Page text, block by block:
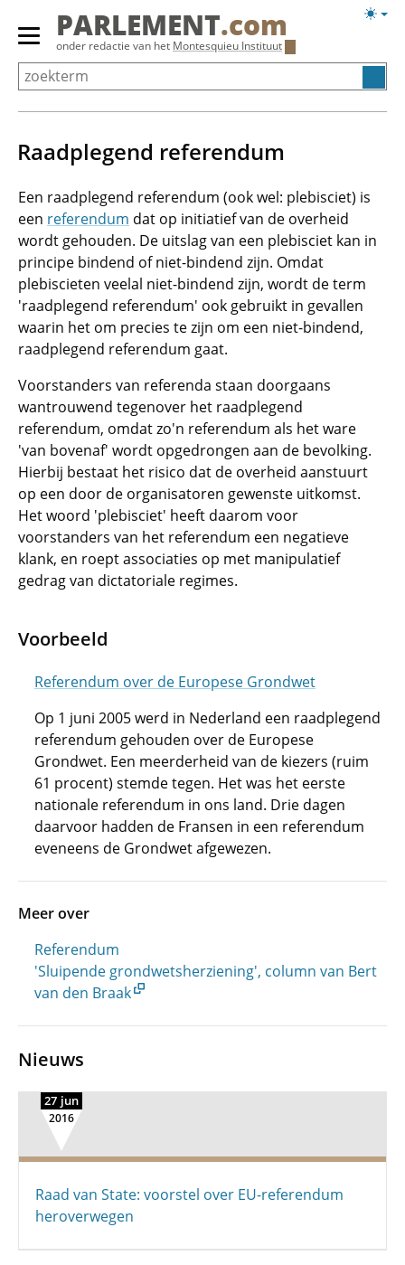
Overslaan
Primair
menu
tonen/verbergen
PARLEMENT.com
onder redactie van het Montesquieu Instituut
Raadplegend referendum
Een raadplegend referendum (ook wel: plebisciet) is
een referendum dat op initiatief van de overheid
wordt gehouden. De uitslag van een plebisciet kan in
principe bindend of niet-bindend zijn. Omdat
plebiscieten veelal niet-bindend zijn, wordt de term
'raadplegend referendum' ook gebruikt in gevallen
waarin het om precies te zijn om een niet-bindend,
raadplegend referendum gaat.
Voorstanders van referenda staan doorgaans
wantrouwend tegenover het raadplegend
referendum, omdat zo'n referendum als het ware
'van bovenaf' wordt opgedrongen aan de bevolking.
Hierbij bestaat het risico dat de overheid aanstuurt
op een door de organisatoren gewenste uitkomst.
Het woord 'plebisciet' heeft daarom voor
voorstanders van het referendum een negatieve
klank, en roept associaties op met manipulatief
gedrag van dictatoriale regimes.
Voorbeeld
Referendum over de Europese Grondwet
Op 1 juni 2005 werd in Nederland een raadplegend
referendum gehouden over de Europese
Grondwet. Een meerderheid van de kiezers (ruim
61 procent) stemde tegen. Het was het eerste
nationale referendum in ons land. Drie dagen
daarvoor hadden de Fransen in een referendum
eveneens de Grondwet afgewezen.
Meer over
Referendum
'Sluipende grondwetsherziening', column van Bert
van den Braak
Nieuws
27 jun
2016
Raad van State: voorstel over EU-referendum
heroverwegen